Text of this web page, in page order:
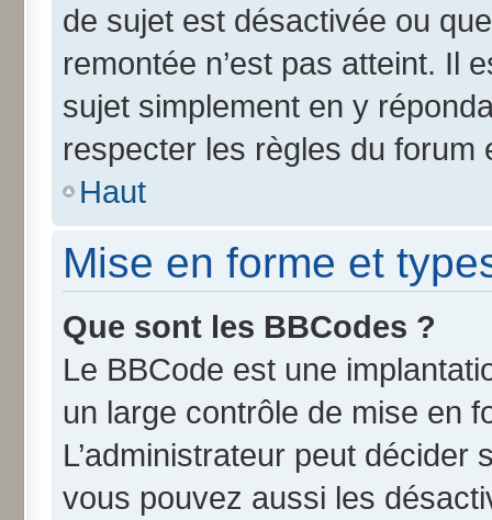
de sujet est désactivée ou
remontée n’est pas atteint. Il
sujet simplement en y
respecter les règles du forum
Haut
Mise en forme et
Que sont les BBCodes ?
Le BBCode est une
un large contrôle de mise en
L’administrateur peut
vous pouvez aussi les